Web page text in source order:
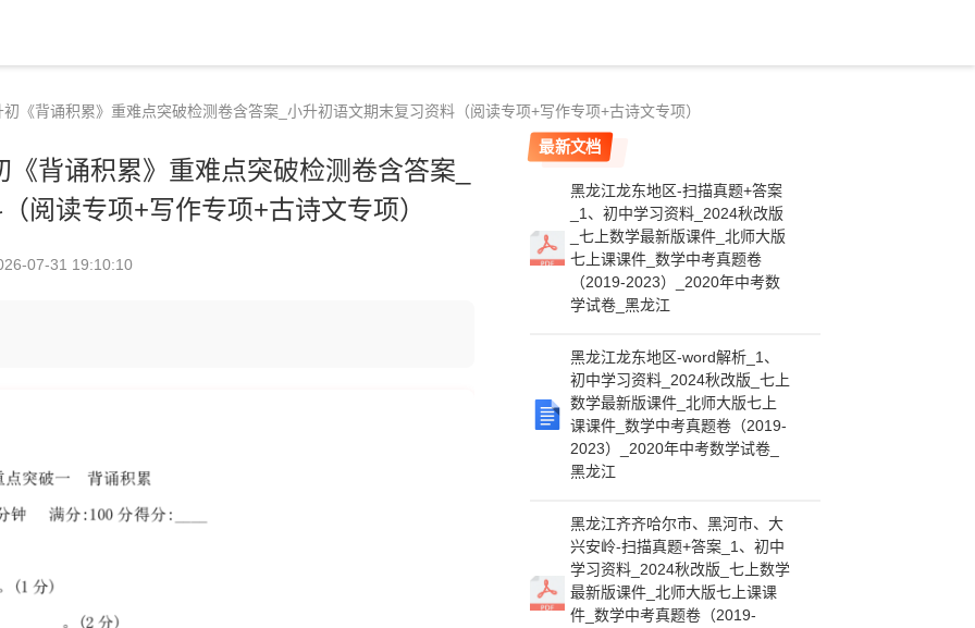
《背诵积累》重难点突破检测卷含答案_小升初语文期末复习资料（阅读专项+写作专项+古诗文专项）
背诵积累》重难点突破检测卷含答案_
阅读专项+写作专项+古诗文专项）
07-31 19:10:10
最新文档
黑龙江龙东地区-扫描真题+答案
_1、初中学习资料_2024秋改版
_七上数学最新版课件_北师大版
七上课课件_数学中考真题卷
（2019-2023）_2020年中考数
学试卷_黑龙江
黑龙江龙东地区-word解析_1、
初中学习资料_2024秋改版_七上
数学最新版课件_北师大版七上
课课件_数学中考真题卷（2019-
2023）_2020年中考数学试卷_
黑龙江
黑龙江齐齐哈尔市、黑河市、大
兴安岭-扫描真题+答案_1、初中
学习资料_2024秋改版_七上数学
最新版课件_北师大版七上课课
件_数学中考真题卷（2019-